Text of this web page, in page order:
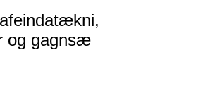
og gagnsæ